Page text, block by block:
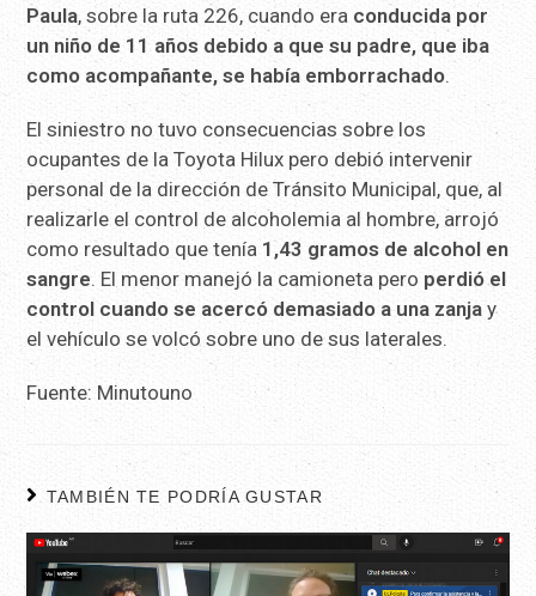
Paula, sobre la ruta 226, cuando era conducida por
un niño de 11 años debido a que su padre, que iba
como acompañante, se había emborrachado.
El siniestro no tuvo consecuencias sobre los
ocupantes de la Toyota Hilux pero debió intervenir
personal de la dirección de Tránsito Municipal, que, al
realizarle el control de alcoholemia al hombre, arrojó
como resultado que tenía 1,43 gramos de alcohol en
sangre. El menor manejó la camioneta pero perdió el
control cuando se acercó demasiado a una zanja y
el vehículo se volcó sobre uno de sus laterales.
Fuente: Minutouno
TAMBIÉN TE PODRÍA GUSTAR